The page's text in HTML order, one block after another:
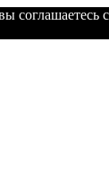
соглашаетесь